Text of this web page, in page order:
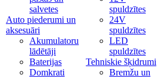
salvetes
Auto piederumi un
aksesuāri
Akumulatoru
lādētāji
Baterijas
Domkrati
spuldzītes
24V
spuldzītes
LED
spuldzītes
Tehniskie šķidrumi
Bremžu un